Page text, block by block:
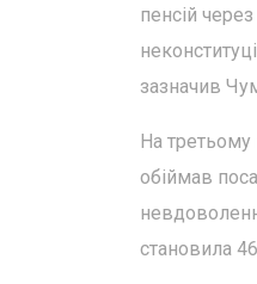
пенсій
зазначив
На третьому
обіймав
становила